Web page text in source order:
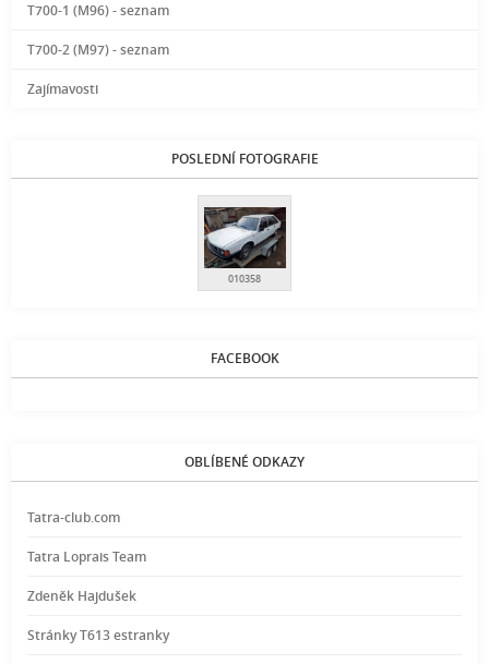
T700-1 (M96) - seznam
T700-2 (M97) - seznam
Zajímavosti
POSLEDNÍ FOTOGRAFIE
010358
FACEBOOK
OBLÍBENÉ ODKAZY
Tatra-club.com
Tatra Loprais Team
Zdeněk Hajdušek
Stránky T613 estranky